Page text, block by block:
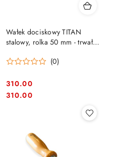
Wałek dociskowy TITAN
stalowy, rolka 50 mm - trwały i
(0)
Cena:
310.00
Cena:
310.00